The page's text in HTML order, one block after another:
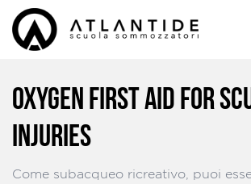
OXYGEN FIRST AID FOR
INJURIES
Come subacqueo ricreativo, puoi